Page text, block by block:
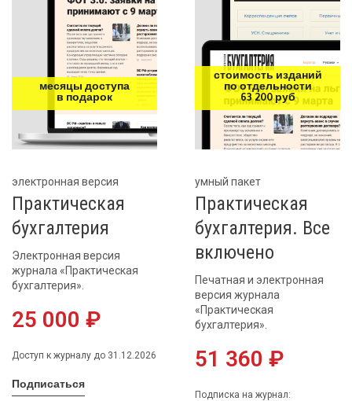
месяцы доступа
в подарок
электронная версия
Практическая
бухгалтерия
Электронная версия
журнала «Практическая
бухгалтерия».
25 000 ₽
Доступ к журналу до 31.12.2026
Подписаться
стоимость изданий
по отдельности
63 200 руб
умный пакет
Практическая
бухгалтерия. Все
включено
Печатная и электронная
версия журнала
«Практическая
бухгалтерия».
51 360 ₽
Подписка на журнал: